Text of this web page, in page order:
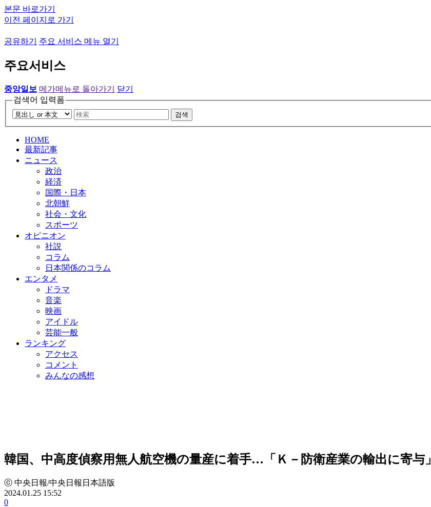
본문 바로가기
이전 페이지로 가기
공유하기 주요 서비스 메뉴 열기
주요서비스
중앙일보 메가메뉴로 돌아가기
닫기
검색어 입력폼
검색
HOME
最新記事
ニュース
政治
経済
国際・日本
北朝鮮
社会・文化
スポーツ
オピニオン
社説
コラム
日本関係のコラム
エンタメ
ドラマ
音楽
映画
アイドル
芸能一般
ランキング
アクセス
コメント
みんなの感想
韓国、中高度偵察用無人航空機の量産に着手…「Ｋ－防衛産業の輸出に寄与」
ⓒ 中央日報/中央日報日本語版
2024.01.25 15:52
0